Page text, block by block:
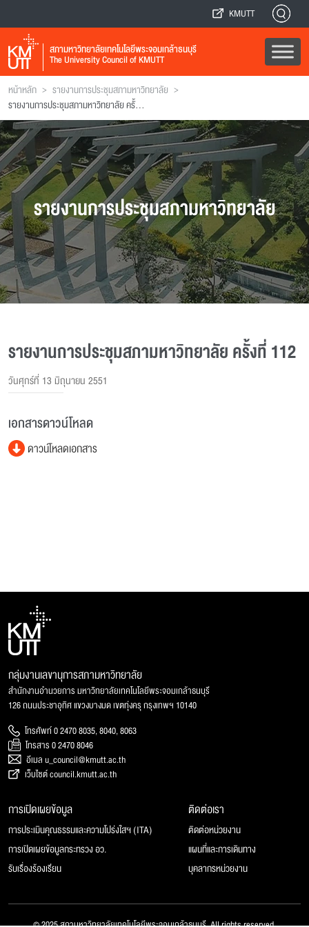
KMUTT
สภามหาวิทยาลัยเทคโนโลยีพระจอมเกล้าธนบุรี
The University Council of KMUTT
หน้าหลัก > รายงานการประชุมสภามหาวิทยาลัย >
รายงานการประชุมสภามหาวิทยาลัย ครั้งที่ 112
รายงานการประชุมสภามหาวิทยาลัย
รายงานการประชุมสภามหาวิทยาลัย ครั้งที่ 112
วันศุกร์ที่ 13 มิถุนายน 2551
เอกสารดาวน์โหลด
ดาวน์โหลดเอกสาร
กลุ่มงานเลขานุการสภามหาวิทยาลัย
สำนักงานอำนวยการ มหาวิทยาลัยเทคโนโลยีพระจอมเกล้าธนบุรี
126 ถนนประชาอุทิศ แขวงบางมด เขตทุ่งครุ กรุงเทพฯ 10140
โทรศัพท์ 0 2470 8035, 8040, 8063
โทรสาร 0 2470 8046
อีเมล u_council@kmutt.ac.th
เว็บไซต์ council.kmutt.ac.th
การเปิดเผยข้อมูล
การประเมินคุณธรรมและความโปร่งใสฯ (ITA)
การเปิดเผยข้อมูลกระทรวง อว.
รับเรื่องร้องเรียน
ติดต่อเรา
ติดต่อหน่วยงาน
แผนที่และการเดินทาง
บุคลากรหน่วยงาน